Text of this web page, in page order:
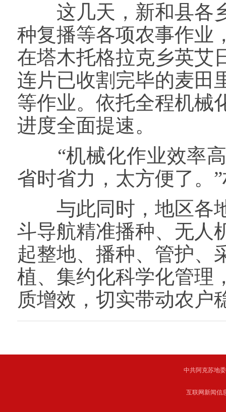
这几天，新和县各乡
种复播等各项农事作业
在塔木托格拉克乡英艾
连片已收割完毕的麦田
等作业。依托全程机械
进度全面提速。
“机械化作业效率高
省时省力，太方便了。
与此同时，地区各地
斗导航精准播种、无人
起整地、播种、管护、
植、集约化科学化管理
质增效，切实带动农户
中共阿克苏地
互联网新闻